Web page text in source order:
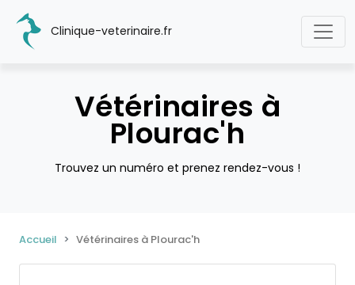
Clinique-veterinaire.fr
Vétérinaires à
Plourac'h
Trouvez un numéro et prenez rendez-vous !
Accueil Vétérinaires à Plourac'h